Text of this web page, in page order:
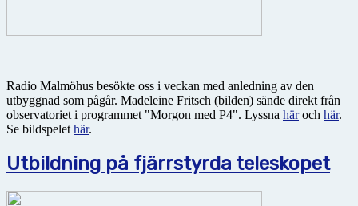
Radio Malmöhus besökte oss i veckan med anledning av den
utbyggnad som pågår. Madeleine Fritsch (bilden) sände direkt från
observatoriet i programmet "Morgon med P4". Lyssna häroch här.
Se bildspelet här.
Utbildning på fjärrstyrda teleskopet